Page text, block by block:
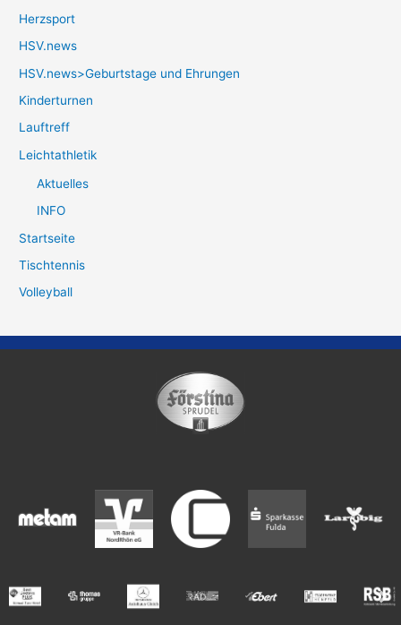
Herzsport
HSV.news
HSV.news>Geburtstage und Ehrungen
Kinderturnen
Lauftreff
Leichtathletik
Aktuelles
INFO
Startseite
Tischtennis
Volleyball